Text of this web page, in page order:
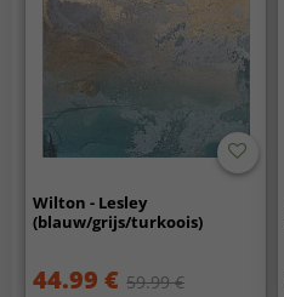
Wilton - Lesley
(blauw/grijs/turkoois)
44.99 € 59.99 €